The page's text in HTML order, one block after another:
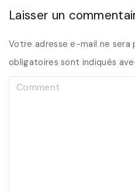
Laisser un
Votre adresse e-mail ne sera
obligatoires sont indiqués